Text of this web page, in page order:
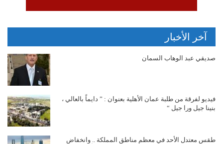
آخر الأخبار
صديقي عبد الوهاب السمان
فيديو لفرقة من طلبة عمان الأهلية بعنوان : ” دايماً بالعالي ،
بنينا جيل ورا جيل “
طقس معتدل الأحد في معظم مناطق المملكة .. وانخفاض